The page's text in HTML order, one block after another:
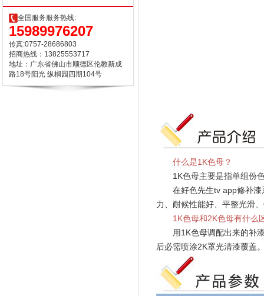
全国服务服务热线:
15989976207
传真:0757-28686803
招商热线：13825553717
地址：广东省佛山市顺德区伦教新成
路18号阳光 纵榈园四期104号
什么是1K色母？
1K色母主要是指单组份色母
在好色先生tv app修补漆系列
力、耐候性能好、平整光滑
1K色母和2K色母有什么区
用1K色母调配出来的补漆颜
后必需喷涂2K罩光清漆覆盖